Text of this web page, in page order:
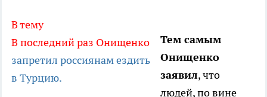
В тему
В последний раз Онищенко
запретил россиянам ездить
в Турцию.
Тем самым
Онищенко
заявил, что
людей, по вине